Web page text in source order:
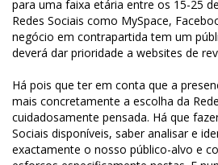
para uma faixa etária entre os 15-25
Redes Sociais como MySpace,
negócio em contrapartida tem um
deverá dar prioridade a websites de
Há pois que ter em conta que a
mais concretamente a escolha da
cuidadosamente pensada. Há que
Sociais disponíveis, saber analisar e
exactamente o nosso público-alvo e